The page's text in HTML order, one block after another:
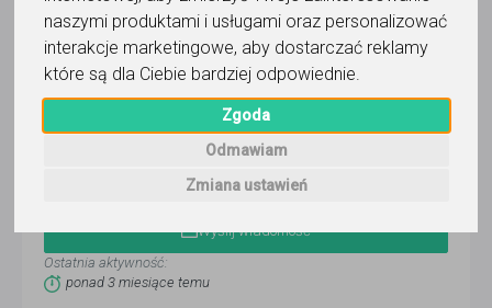
naszymi produktami i usługami oraz personalizować
interakcje marketingowe, aby dostarczać reklamy
które są dla Ciebie bardziej odpowiednie.
Zgoda
Odmawiam
Zmiana ustawień
Wyślij wiadomość
Ostatnia aktywność:
ponad 3 miesiące temu